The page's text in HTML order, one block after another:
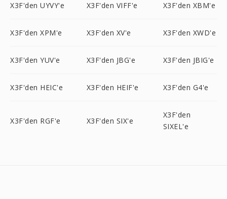
X3F'den UYVY'e X3F'den VIFF'e X3F'den XBM'e
X3F'den XPM'e X3F'den XV'e X3F'den XWD'e
X3F'den YUV'e X3F'den JBG'e X3F'den JBIG'e
X3F'den HEIC'e X3F'den HEIF'e X3F'den G4'e
X3F'den RGF'e X3F'den SIX'e
X3F'den
SIXEL'e